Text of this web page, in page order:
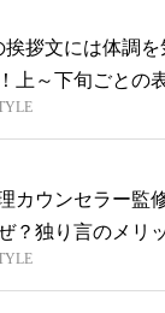
挨拶文には体調
上～下旬ごとの
理カウンセラー監
？独り言のメリ